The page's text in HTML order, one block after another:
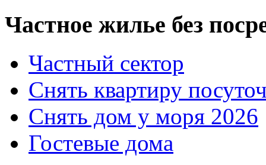
Частное жилье без
Частный сектор
Снять квартиру
Снять дом у моря 2026
Гостевые дома